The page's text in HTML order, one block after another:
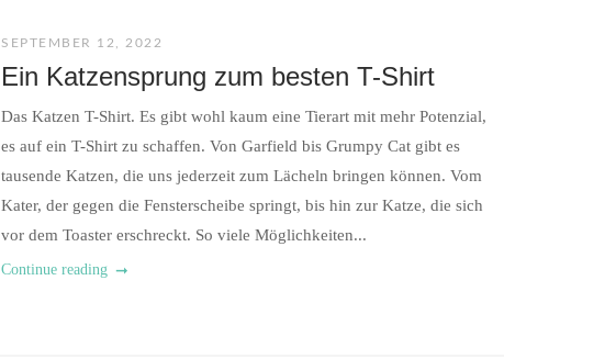
SEPTEMBER 12, 2022
Ein Katzensprung zum besten T-Shirt
Das Katzen T-Shirt. Es gibt wohl kaum eine Tierart mit mehr Potenzial,
es auf ein T-Shirt zu schaffen. Von Garfield bis Grumpy Cat gibt es
tausende Katzen, die uns jederzeit zum Lächeln bringen können. Vom
Kater, der gegen die Fensterscheibe springt, bis hin zur Katze, die sich
vor dem Toaster erschreckt. So viele Möglichkeiten...
Continue reading